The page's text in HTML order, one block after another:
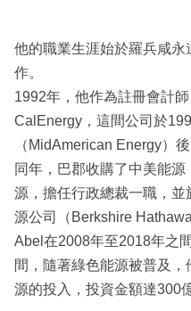
他的職業生涯始於羅兵咸
作。
1992年，他作為註冊會計
CalEnergy，這間公司於
（MidAmerican Energy）
同年，巴郡收購了中美能
源，擔任行政總裁一職，
源公司（Berkshire
Abel在2008年至2018年之
間，隨著綠色能源被普及
源的投入，投資金額達300